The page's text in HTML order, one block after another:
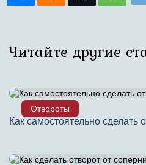
Читайте другие
Отвороты
Как самостоятельно сделать